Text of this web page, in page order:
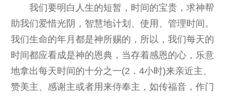
我们要明白人生的短暂，时间的宝贵，求神帮
助我们爱惜光阴，智慧地计划、使用、管理时间。
我们生命的年月都是神所赐的，所以，我们每天的
时间都应看成是神的恩典，当存着感恩的心，乐意
地拿出每天时间的十分之一(2．4小时)来亲近主、
赞美主、感谢主或者用来侍奉主，如传福音，作门